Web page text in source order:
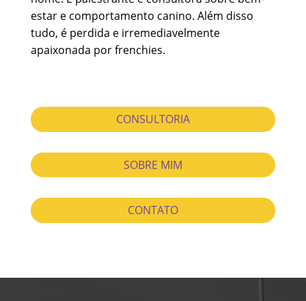
estar e comportamento canino. Além disso
tudo, é perdida e irremediavelmente
apaixonada por frenchies.
CONSULTORIA
SOBRE MIM
CONTATO